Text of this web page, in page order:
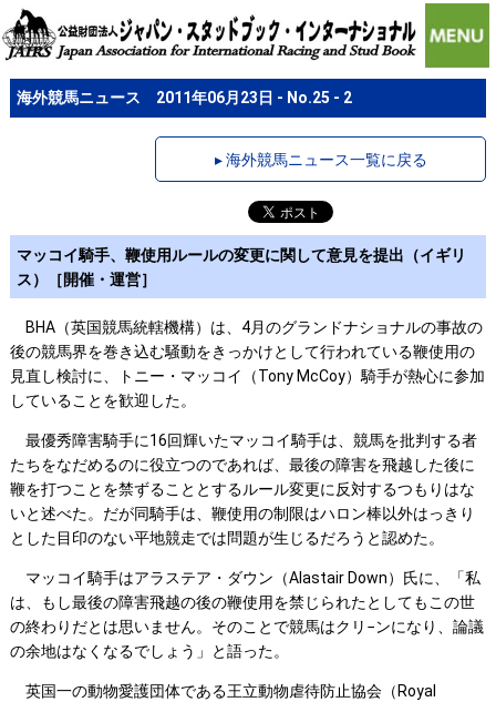
海外競馬ニュース 2011年06月23日 - No.25 - 2
▸ 海外競馬ニュース一覧に戻る
マッコイ騎手、鞭使用ルールの変更に関して意見を提出（イギリ
ス）［開催・運営］
BHA（英国競馬統轄機構）は、4月のグランドナショナルの事故の
後の競馬界を巻き込む騒動をきっかけとして行われている鞭使用の
見直し検討に、トニー・マッコイ（Tony McCoy）騎手が熱心に参加
していることを歓迎した。
最優秀障害騎手に16回輝いたマッコイ騎手は、競馬を批判する者
たちをなだめるのに役立つのであれば、最後の障害を飛越した後に
鞭を打つことを禁ずることとするルール変更に反対するつもりはな
いと述べた。だが同騎手は、鞭使用の制限はハロン棒以外はっきり
とした目印のない平地競走では問題が生じるだろうと認めた。
マッコイ騎手はアラステア・ダウン（Alastair Down）氏に、「私
は、もし最後の障害飛越の後の鞭使用を禁じられたとしてもこの世
の終わりだとは思いません。そのことで競馬はクリ−ンになり、論議
の余地はなくなるでしょう」と語った。
英国一の動物愛護団体である王立動物虐待防止協会（Royal